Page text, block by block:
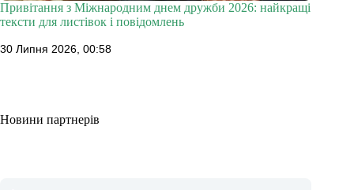
Привітання з Міжнародним днем дружби 2026: найкращі
тексти для листівок і повідомлень
30 Липня 2026, 00:58
Новини партнерів